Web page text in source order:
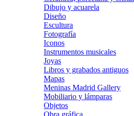
Dibujo y acuarela
Diseño
Escultura
Fotografía
Iconos
Instrumentos musicales
Joyas
Libros y grabados antiguos
Mapas
Meninas Madrid Gallery
Mobiliario y lámparas
Objetos
Obra gráfica